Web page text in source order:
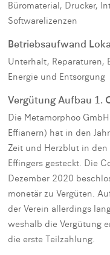
Büromaterial, Drucker,
Softwarelizenzen
Betriebsaufwand
Unterhalt, Reparaturen,
Energie und Entsorgung
Vergütung Aufbau 1.
Die Metamorphoo
Effianern) hat in den
Zeit und Herzblut in den
Effingers gesteckt. Die
Dezember 2020
monetär zu Vergüten.
der Verein allerdings
weshalb die Vergütung
die erste Teilzahlung.